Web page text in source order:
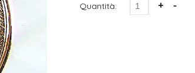
Quantità: